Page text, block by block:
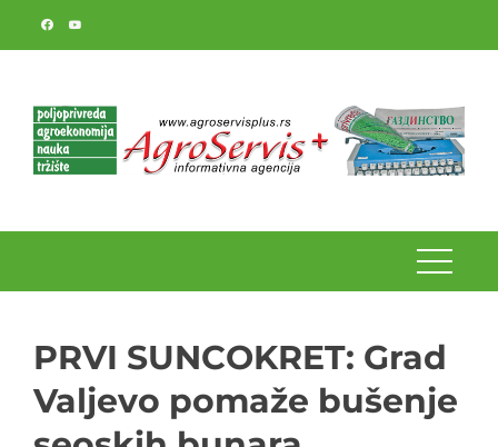
PRVI SUNCOKRET: Grad
Valjevo pomaže bušenje